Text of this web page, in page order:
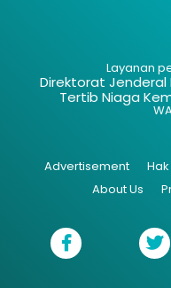
Layanan
Direktorat Jenderal
Tertib Niaga
Advertisement
About Us